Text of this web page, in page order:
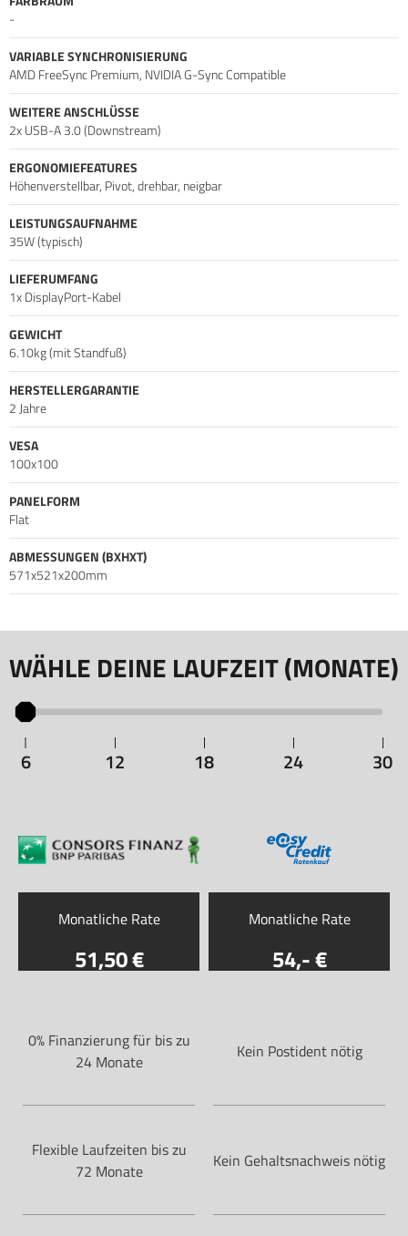
-
VARIABLE SYNCHRONISIERUNG
AMD FreeSync Premium, NVIDIA G-Sync Compatible
WEITERE ANSCHLÜSSE
2x USB-A 3.0 (Downstream)
ERGONOMIEFEATURES
Höhenverstellbar, Pivot, drehbar, neigbar
LEISTUNGSAUFNAHME
35W (typisch)
LIEFERUMFANG
1x DisplayPort-Kabel
GEWICHT
6.10kg (mit Standfuß)
HERSTELLERGARANTIE
2 Jahre
VESA
100x100
PANELFORM
Flat
ABMESSUNGEN (BXHXT)
571x521x200mm
WÄHLE DEINE LAUFZEIT (MONATE)
6 12 18 24 30
Monatliche Rate
51,50
0% Finanzierung für bis zu
24 Monate
Flexible Laufzeiten bis zu
72 Monate
Monatliche Rate
54,-
Kein Postident nötig
Kein Gehaltsnachweis nötig